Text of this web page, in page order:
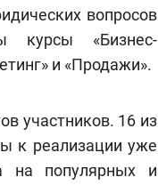
вопросов
курсы «Бизнес-
и «Продажи».
участников. 16 из
к реализации уже
на популярных и